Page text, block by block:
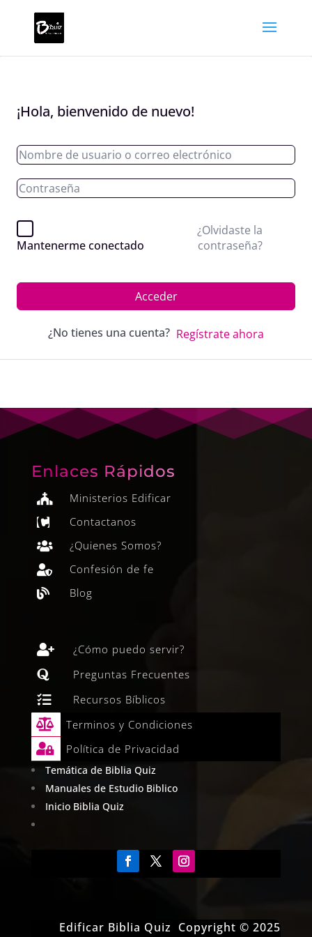
¡Hola, bienvenido de nuevo!
Mantenerme conectado
¿Olvidaste la
contraseña?
Acceder
¿No tienes una cuenta? Regístrate ahora
Enlaces Rápidos
 Ministerios Edificar
 Contactanos
 ¿Quienes Somos?
 Confesión de fe
 Blog
 ¿Cómo puedo servir?
 Preguntas Frecuentes
 Recursos Bíblicos
 Terminos y Condiciones
 Política de Privacidad
Temática de Biblia Quiz
Manuales de Estudio Biblico
Inicio Biblia Quiz
Edificar Biblia Quiz Copyright © 2025